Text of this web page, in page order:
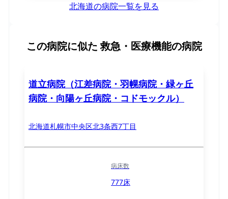
北海道の病院一覧を見る
この病院に似た 救急・医療機能の病院
道立病院（江差病院・羽幌病院・緑ヶ丘
病院・向陽ヶ丘病院・コドモックル）
北海道札幌市中央区北3条西7丁目
病床数
777床